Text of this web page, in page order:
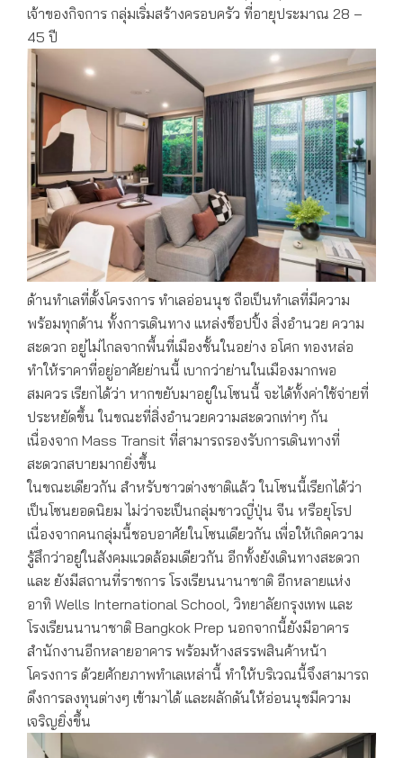
เจ้าของกิจการ กลุ่มเริ่มสร้างครอบครัว ที่อายุประมาณ 28 –
45 ปี
ด้านทำเลที่ตั้งโครงการ ทำเลอ่อนนุช ถือเป็นทำเลที่มีความ
พร้อมทุกด้าน ทั้งการเดินทาง แหล่งช็อปปิ้ง สิ่งอำนวย ความ
สะดวก อยู่ไม่ไกลจากพื้นที่เมืองชั้นในอย่าง อโศก ทองหล่อ
ทำให้ราคาที่อยู่อาศัยย่านนี้ เบากว่าย่านในเมืองมากพอ
สมควร เรียกได้ว่า หากขยับมาอยู่ในโซนนี้ จะได้ทั้งค่าใช้จ่ายที่
ประหยัดขึ้น ในขณะที่สิ่งอำนวยความสะดวกเท่าๆ กัน
เนื่องจาก Mass Transit ที่สามารถรองรับการเดินทางที่
สะดวกสบายมากยิ่งขึ้น
ในขณะเดียวกัน สำหรับชาวต่างชาติแล้ว ในโซนนี้เรียกได้ว่า
เป็นโซนยอดนิยม ไม่ว่าจะเป็นกลุ่มชาวญี่ปุ่น จีน หรือยุโรป
เนื่องจากคนกลุ่มนี้ชอบอาศัยในโซนเดียวกัน เพื่อให้เกิดความ
รู้สึกว่าอยู่ในสังคมแวดล้อมเดียวกัน อีกทั้งยังเดินทางสะดวก
และ ยังมีสถานที่ราชการ โรงเรียนนานาชาติ อีกหลายแห่ง
อาทิ Wells International School, วิทยาลัยกรุงเทพ และ
โรงเรียนนานาชาติ Bangkok Prep นอกจากนี้ยังมีอาคาร
สำนักงานอีกหลายอาคาร พร้อมห้างสรรพสินค้าหน้า
โครงการ ด้วยศักยภาพทำเลเหล่านี้ ทำให้บริเวณนี้จึงสามารถ
ดึงการลงทุนต่างๆ เข้ามาได้ และผลักดันให้อ่อนนุชมีความ
เจริญยิ่งขึ้น